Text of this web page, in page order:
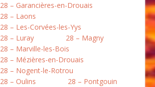
28 – Garancières-en-Drouais
28 – Laons
28 – Les-Corvées-les-Yys
28 – Luray
28 – Magny
28 – Marville-les-Bois
28 – Mézières-en-Drouais
28 – Nogent-le-Rotrou
28 – Oulins
28 – Pontgouin